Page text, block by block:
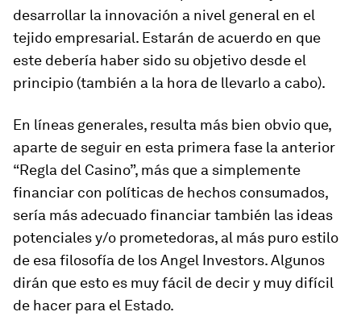
desarrollar la innovación a nivel general en el
tejido empresarial. Estarán de acuerdo en que
este debería haber sido su objetivo desde el
principio (también a la hora de llevarlo a cabo).
En líneas generales, resulta más bien obvio que,
aparte de seguir en esta primera fase la anterior
“Regla del Casino”, más que a simplemente
financiar con políticas de hechos consumados,
sería más adecuado financiar también las ideas
potenciales y/o prometedoras, al más puro estilo
de esa filosofía de los Angel Investors. Algunos
dirán que esto es muy fácil de decir y muy difícil
de hacer para el Estado.